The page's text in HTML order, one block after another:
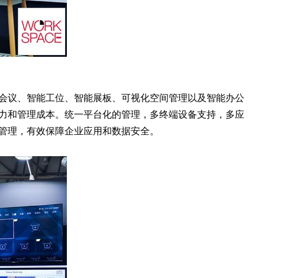
议、智能工位、智能展板、可视化空间管理以及智能办公
管理成本。统一平台化的管理，多终端设备支持，多应
，有效保障企业应用和数据安全。